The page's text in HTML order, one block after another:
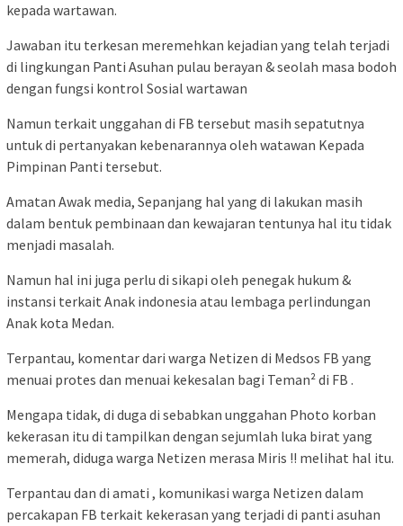
kepada wartawan.
Jawaban itu terkesan meremehkan kejadian yang telah terjadi
di lingkungan Panti Asuhan pulau berayan & seolah masa bodoh
dengan fungsi kontrol Sosial wartawan
Namun terkait unggahan di FB tersebut masih sepatutnya
untuk di pertanyakan kebenarannya oleh watawan Kepada
Pimpinan Panti tersebut.
Amatan Awak media, Sepanjang hal yang di lakukan masih
dalam bentuk pembinaan dan kewajaran tentunya hal itu tidak
menjadi masalah.
Namun hal ini juga perlu di sikapi oleh penegak hukum &
instansi terkait Anak indonesia atau lembaga perlindungan
Anak kota Medan.
Terpantau, komentar dari warga Netizen di Medsos FB yang
menuai protes dan menuai kekesalan bagi Teman² di FB .
Mengapa tidak, di duga di sebabkan unggahan Photo korban
kekerasan itu di tampilkan dengan sejumlah luka birat yang
memerah, diduga warga Netizen merasa Miris !! melihat hal itu.
Terpantau dan di amati , komunikasi warga Netizen dalam
percakapan FB terkait kekerasan yang terjadi di panti asuhan